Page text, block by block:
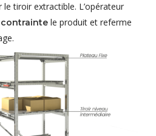
tiroir extractible. L’opérateur
contrainte le produit et referme